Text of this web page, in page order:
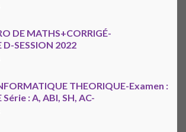
DE MATHS+CORRIGÉ-
D-SESSION 2022
THEORIQUE-Examen :
: A, ABI, SH, AC-